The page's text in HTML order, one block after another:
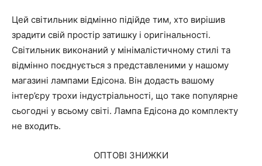
и
г
і
а
т
о
ч
Цей світильник відмінно підійде тим, хто вирішив
зрадити свій простір затишку і оригінальності.
Світильник виконаний у мінімалістичному стилі та
відмінно поєднується з представленими у нашому
магазині лампами Едісона. Він додасть вашому
інтер’єру трохи індустріальності, що таке популярне
сьогодні у всьому світі. Лампа Едісона до комплекту
не входить.
ОПТОВІ ЗНИЖКИ